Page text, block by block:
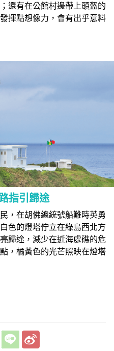
還有在公館村邊帶上頭盔的
揮點想像力，會有出乎意料
指引歸途
，在胡佛總統號船難時英勇
色的燈塔佇立在綠島西北方
歸途，減少在近海處礁的危
，橘黃色的光芒照映在燈塔